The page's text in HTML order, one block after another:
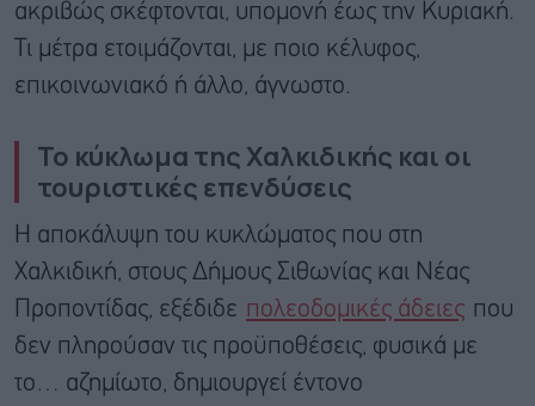
ακριβώς σκέφτονται, υπομονή έως την Κυριακή.
Τι μέτρα ετοιμάζονται, με ποιο κέλυφος,
επικοινωνιακό ή άλλο, άγνωστο.
Το κύκλωμα της Χαλκιδικής και οι
τουριστικές επενδύσεις
Η αποκάλυψη του κυκλώματος που στη
Χαλκιδική, στους Δήμους Σιθωνίας και Νέας
Προποντίδας, εξέδιδε πολεοδομικές άδειες που
δεν πληρούσαν τις προϋποθέσεις, φυσικά με
το… αζημίωτο, δημιουργεί έντονο